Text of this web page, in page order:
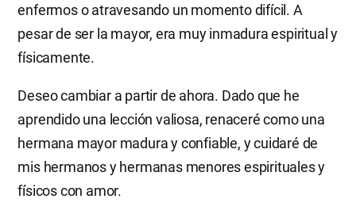
enfermos o atravesando un momento difícil. A
pesar de ser la mayor, era muy inmadura espiritual y
físicamente.
Deseo cambiar a partir de ahora. Dado que he
aprendido una lección valiosa, renaceré como una
hermana mayor madura y confiable, y cuidaré de
mis hermanos y hermanas menores espirituales y
físicos con amor.